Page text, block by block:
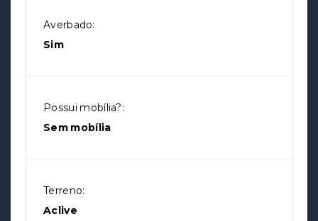
Averbado:
Sim
Possui mobília?:
Sem mobília
Terreno:
Aclive